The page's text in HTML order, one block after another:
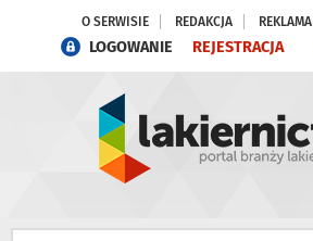
O SERWISIE REDAKCJA REKLAMA
LOGOWANIE REJESTRACJA